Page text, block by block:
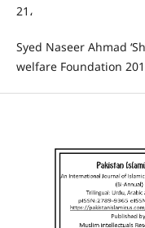
،21
Syed Naseer Ahmad
welfare Foundation